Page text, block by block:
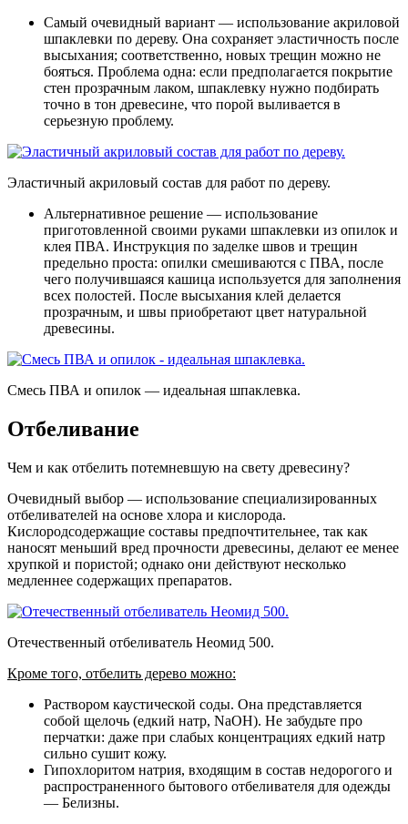
Самый очевидный вариант — использование акриловой
шпаклевки по дереву. Она сохраняет эластичность после
высыхания; соответственно, новых трещин можно не
бояться. Проблема одна: если предполагается покрытие
стен прозрачным лаком, шпаклевку нужно подбирать
точно в тон древесине, что порой выливается в
серьезную проблему.
Эластичный акриловый состав для работ по дереву.
Альтернативное решение — использование
приготовленной своими руками шпаклевки из опилок и
клея ПВА. Инструкция по заделке швов и трещин
предельно проста: опилки смешиваются с ПВА, после
чего получившаяся кашица используется для заполнения
всех полостей. После высыхания клей делается
прозрачным, и швы приобретают цвет натуральной
древесины.
Смесь ПВА и опилок — идеальная шпаклевка.
Отбеливание
Чем и как отбелить потемневшую на свету древесину?
Очевидный выбор — использование специализированных
отбеливателей на основе хлора и кислорода.
Кислородсодержащие составы предпочтительнее, так как
наносят меньший вред прочности древесины, делают ее менее
хрупкой и пористой; однако они действуют несколько
медленнее содержащих препаратов.
Отечественный отбеливатель Неомид 500.
Кроме того, отбелить дерево можно:
Раствором каустической соды. Она представляется
собой щелочь (едкий натр, NaOH). Не забудьте про
перчатки: даже при слабых концентрациях едкий натр
сильно сушит кожу.
Гипохлоритом натрия, входящим в состав недорогого и
распространенного бытового отбеливателя для одежды
— Белизны.